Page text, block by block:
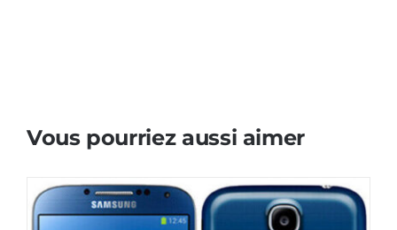
Vous pourriez aussi aimer